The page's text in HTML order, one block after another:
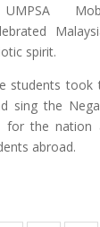
spirit.
students took
sing the
for the nation
abroad.